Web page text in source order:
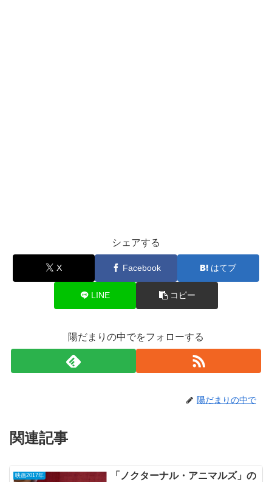
シェアする
X Facebook はてブ
LINE コピー
陽だまりの中でをフォローする
陽だまりの中で
関連記事
映画2017年
「ノクターナル・アニマルズ」の